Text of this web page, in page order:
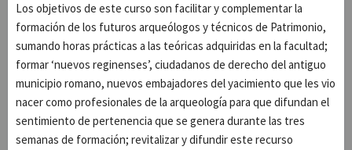
Los objetivos de este curso son facilitar y complementar la
formación de los futuros arqueólogos y técnicos de Patrimonio,
sumando horas prácticas a las teóricas adquiridas en la facultad;
formar ‘nuevos reginenses’, ciudadanos de derecho del antiguo
municipio romano, nuevos embajadores del yacimiento que les vio
nacer como profesionales de la arqueología para que difundan el
sentimiento de pertenencia que se genera durante las tres
semanas de formación; revitalizar y difundir este recurso